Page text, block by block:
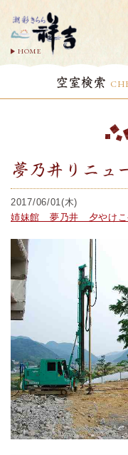
HOME
空室検索
夢乃井リニュ
2017/06/01(木)
姉妹館 夢乃井 夕やけこ